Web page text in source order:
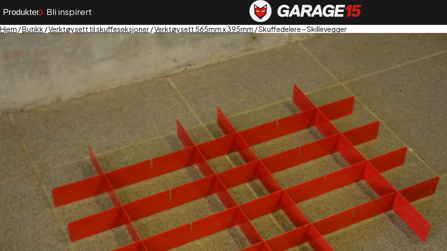
Produkter Bli inspirert
Hjem /Butikk /Verktøysett til skuffeseksjoner/Verktøysett 565mm x 395mm / Skuffedelere – Skillevegger